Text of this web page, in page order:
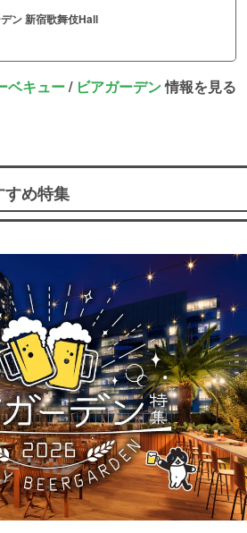
ン 新宿歌舞伎Hall
ベキュー/ ビアガーデン情報を見る
すめ特集